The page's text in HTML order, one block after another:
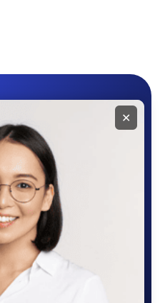
Google Play –
выигрывайте
размещайте
нашем мобильном
✕